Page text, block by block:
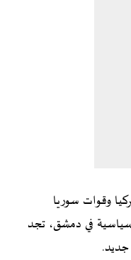
وقوات سوريا
في دمشق، تجد